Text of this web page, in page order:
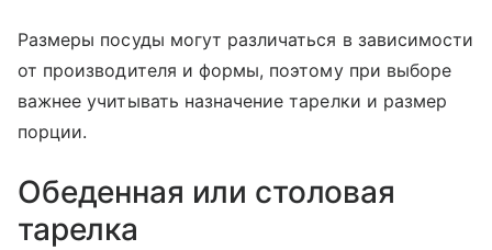
Размеры посуды могут различаться в зависимости
от производителя и формы, поэтому при выборе
важнее учитывать назначение тарелки и размер
порции.
Обеденная или столовая
тарелка